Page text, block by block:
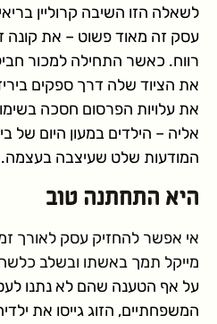
עסק זה מאוד פשוט – את קונה
רווח. כאשר התחילה למכור
את הציוד שלה דרך ספקים
את עלויות הפרסום חסכה
אליה – הילדים במעון היום של
המודעות שלט שעיצבה בעצמה.
היא התחתנה טוב
אי אפשר להחזיק עסק לאורך
מייקל תמך באשתו ובשלב
על אף הטענה שהם לא נתנו
המשפחתיים, הזוג גייסו את